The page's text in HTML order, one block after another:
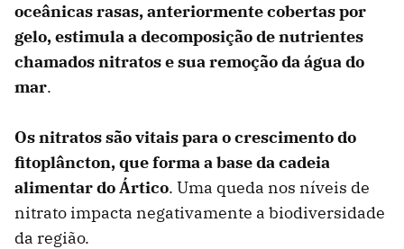
oceânicas rasas, anteriormente cobertas por
gelo, estimula a decomposição de nutrientes
chamados nitratos e sua remoção da água do
mar.
Os nitratos são vitais para o crescimento do
fitoplâncton, que forma a base da cadeia
alimentar do Ártico. Uma queda nos níveis de
nitrato impacta negativamente a biodiversidade
da região.